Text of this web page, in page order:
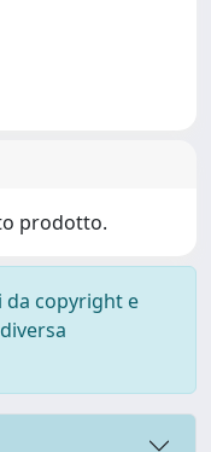
prodotto.
da copyright e